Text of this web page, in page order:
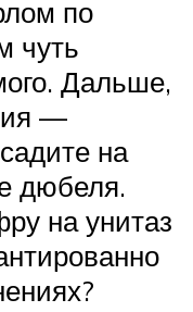
по
чуть
Дальше,
—
на
дюбеля.
на унитаз